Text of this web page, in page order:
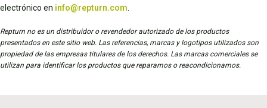
electrónico en info@repturn.com
Repturn no es un distribuidor o revendedor autorizado de los productos
presentados en este sitio web. Las referencias, marcas y logotipos utilizados son
propiedad de las empresas titulares de los derechos. Las marcas comerciales se
utilizan para identificar los productos que reparamos o reacondicionamos.